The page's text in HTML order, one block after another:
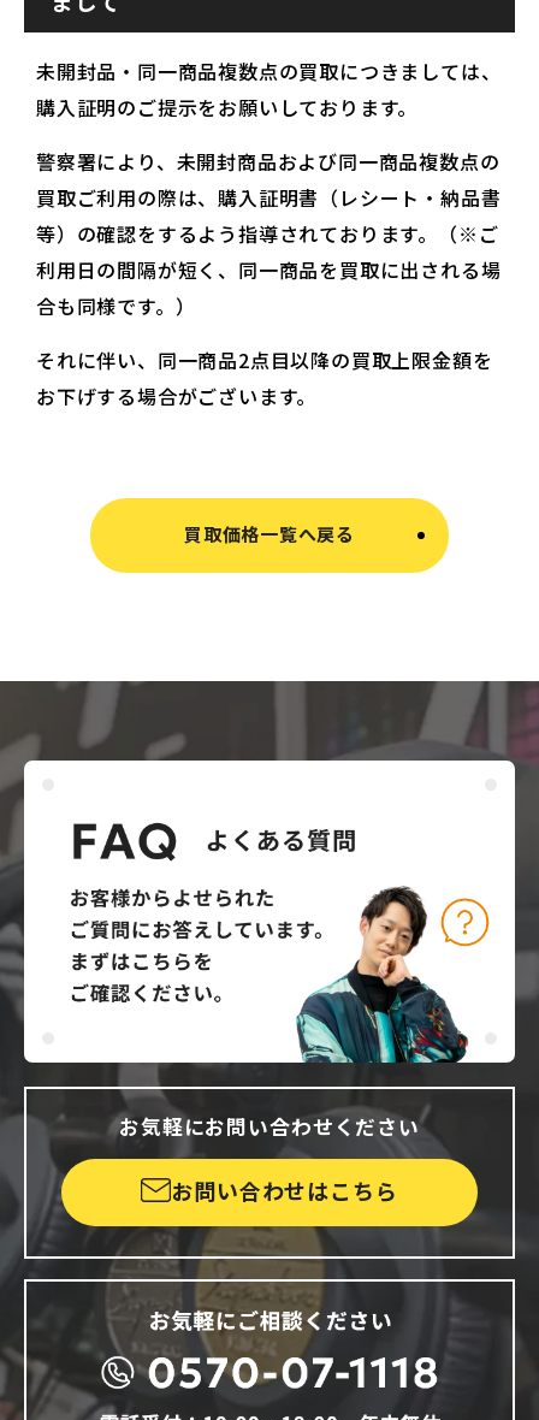
未開封品・同一商品複数点の買取につきましては、
購入証明のご提示をお願いしております。
警察署により、未開封商品および同一商品複数点の
買取ご利用の際は、購入証明書（レシート・納品書
等）の確認をするよう指導されております。（※ご
利用日の間隔が短く、同一商品を買取に出される場
合も同様です。）
それに伴い、同一商品2点目以降の買取上限金額を
お下げする場合がございます。
買取価格一覧へ戻る
お気軽にお問い合わせください
お問い合わせはこちら